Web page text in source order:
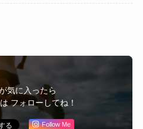
気に入ったら
フォローしてね！
Follow Me